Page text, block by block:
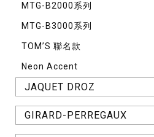
MTG-B2000系列
MTG-B3000系列
TOM’S 聯名款
Neon Accent
JAQUET DROZ
GIRARD-PERREGAUX